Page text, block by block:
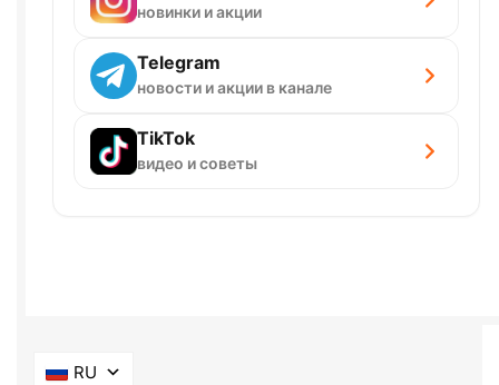
новинки и акции
Telegram
новости и акции в канале
TikTok
видео и советы
RU